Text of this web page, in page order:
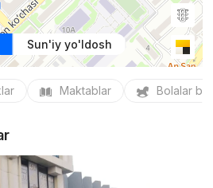
Sun'iy yo'ldosh
Maktablar Bolalar